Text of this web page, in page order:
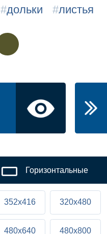
#дольки #листья
Горизонтальные
352x416 320x480
480x640 480x800